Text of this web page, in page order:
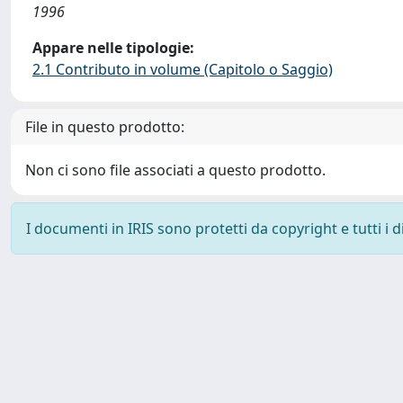
1996
Appare nelle tipologie:
2.1 Contributo in volume (Capitolo o Saggio)
File in questo prodotto:
Non ci sono file associati a questo prodotto.
I documenti in IRIS sono protetti da copyright e tutti i